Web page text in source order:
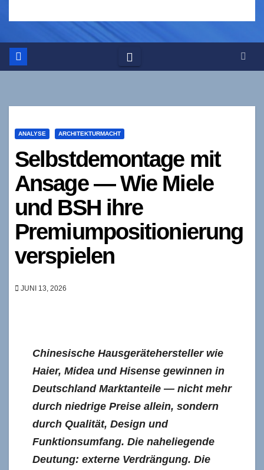
ANALYSE ARCHITEKTURMACHT
Selbstdemontage mit
Ansage — Wie Miele
und BSH ihre
Premiumpositionierung
verspielen
JUNI 13, 2026
Chinesische Hausgerätehersteller wie
Haier, Midea und Hisense gewinnen in
Deutschland Marktanteile — nicht mehr
durch niedrige Preise allein, sondern
durch Qualität, Design und
Funktionsumfang. Die naheliegende
Deutung: externe Verdrängung. Die